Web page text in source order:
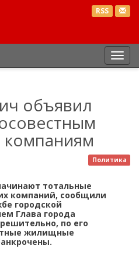
RSS
объявил
Политика
тотальные
компаний, сообщили
городской
Глава города
по его
жилищные